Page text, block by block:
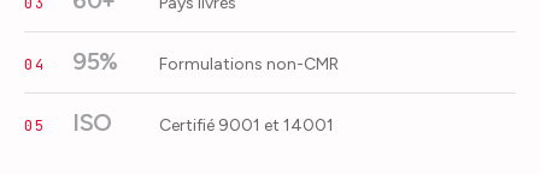
04 95% Formulations non-CMR
05 ISO Certifié 9001 et 14001